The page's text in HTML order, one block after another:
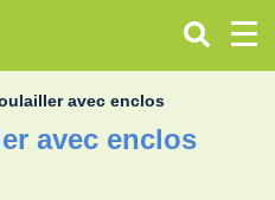
avec enclos
avec enclos